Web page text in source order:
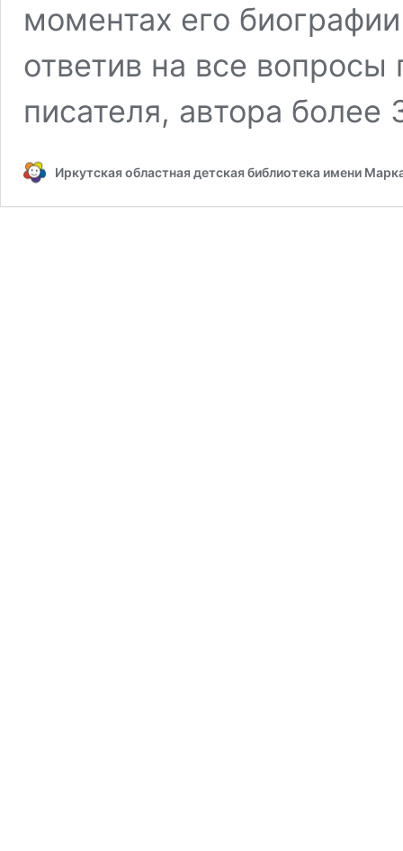
моментах его
ответив на все вопросы
писателя, автора более
Иркутская областная детская библиотека имени